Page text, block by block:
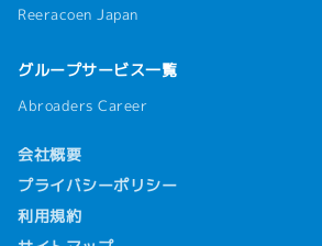
Reeracoen Japan
グループサービス一覧
Abroaders Career
会社概要
プライバシーポリシー
利用規約